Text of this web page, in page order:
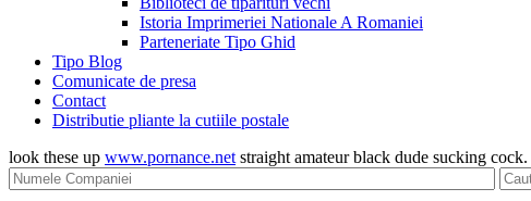
Istoria Imprimeriei Nationale A Romaniei
Parteneriate Tipo Ghid
Tipo Blog
Comunicate de presa
Contact
Distributie pliante la cutiile postale
look these up www.pornance.net straight amateur black dude sucking cock.